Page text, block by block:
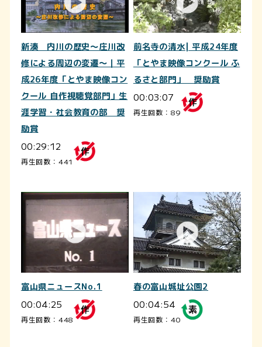
新湊 内川の歴史～庄川改
修による周辺の変遷～｜平
成26年度「とやま映像コン
クール 自作視聴覚部門」生
涯学習・社会教育の部 奨
励賞
00:29:12
再生回数：441
前名寺の清水| 平成24年度
「とやま映像コンクール ふ
るさと部門」 奨励賞
00:03:07
再生回数：89
富山県ニュースNo.1
00:04:25
再生回数：448
春の富山城址公園2
00:04:54
再生回数：40